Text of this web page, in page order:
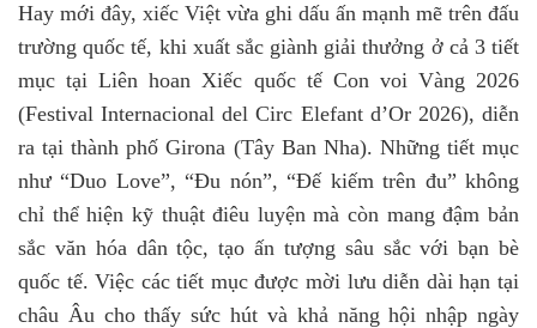
Hay mới đây, xiếc Việt vừa ghi dấu ấn mạnh mẽ trên đấu
trường quốc tế, khi xuất sắc giành giải thưởng ở cả 3 tiết
mục tại Liên hoan Xiếc quốc tế Con voi Vàng 2026
(Festival Internacional del Circ Elefant d’Or 2026), diễn
ra tại thành phố Girona (Tây Ban Nha). Những tiết mục
như “Duo Love”, “Đu nón”, “Đế kiếm trên đu” không
chỉ thể hiện kỹ thuật điêu luyện mà còn mang đậm bản
sắc văn hóa dân tộc, tạo ấn tượng sâu sắc với bạn bè
quốc tế. Việc các tiết mục được mời lưu diễn dài hạn tại
châu Âu cho thấy sức hút và khả năng hội nhập ngày